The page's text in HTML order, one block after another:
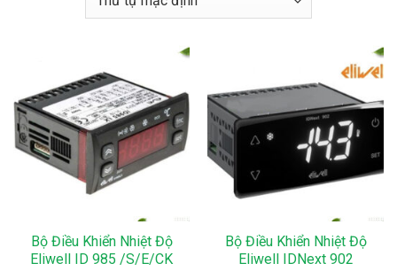
Bộ Điều Khiển Nhiệt Độ
Eliwell ID 985 /S/E/CK
Bộ Điều Khiển Nhiệt Độ
Eliwell IDNext 902